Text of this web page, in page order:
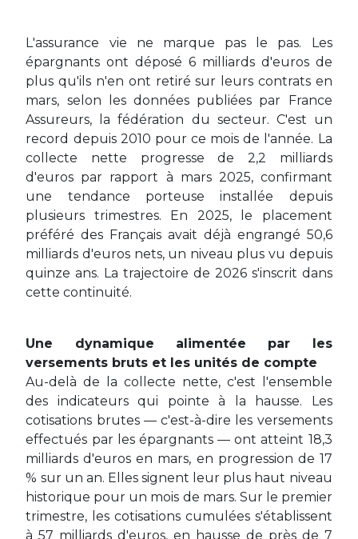
L'assurance vie ne marque pas le pas. Les
épargnants ont déposé 6 milliards d'euros de
plus qu'ils n'en ont retiré sur leurs contrats en
mars, selon les données publiées par France
Assureurs, la fédération du secteur. C'est un
record depuis 2010 pour ce mois de l'année. La
collecte nette progresse de 2,2 milliards
d'euros par rapport à mars 2025, confirmant
une tendance porteuse installée depuis
plusieurs trimestres. En 2025, le placement
préféré des Français avait déjà engrangé 50,6
milliards d'euros nets, un niveau plus vu depuis
quinze ans. La trajectoire de 2026 s'inscrit dans
cette continuité.
Une dynamique alimentée par les
versements bruts et les unités de compte
Au-delà de la collecte nette, c'est l'ensemble
des indicateurs qui pointe à la hausse. Les
cotisations brutes — c'est-à-dire les versements
effectués par les épargnants — ont atteint 18,3
milliards d'euros en mars, en progression de 17
% sur un an. Elles signent leur plus haut niveau
historique pour un mois de mars. Sur le premier
trimestre, les cotisations cumulées s'établissent
à 57 milliards d'euros, en hausse de près de 7